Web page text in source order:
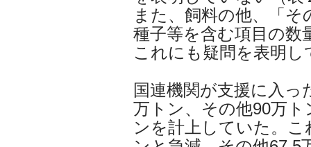
また、飼料の他、「
種子等を含む項目の数
これにも疑問を表明し
国連機関が支援に入っ
万トン、その他90万
ンを計上していた。